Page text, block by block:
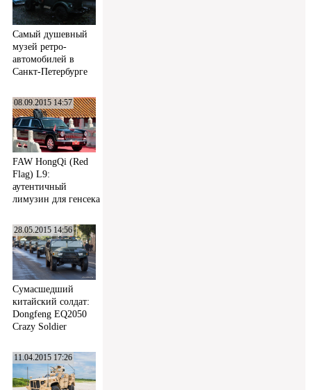
Самый душевный
музей ретро-
автомобилей в
Санкт-Петербурге
08.09.2015 14:57
FAW HongQi (Red
Flag) L9:
аутентичный
лимузин для генсека
28.05.2015 14:56
Сумасшедший
китайский солдат:
Dongfeng EQ2050
Crazy Soldier
11.04.2015 17:26